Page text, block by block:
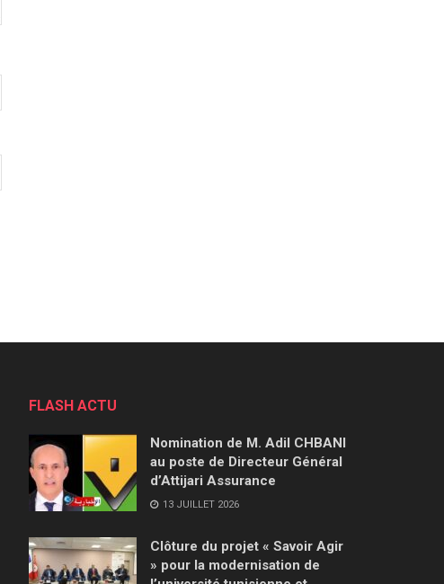
FLASH ACTU
Nomination de M. Adil CHBANI
au poste de Directeur Général
d’Attijari Assurance
13 JUILLET 2026
Clôture du projet « Savoir Agir
» pour la modernisation de